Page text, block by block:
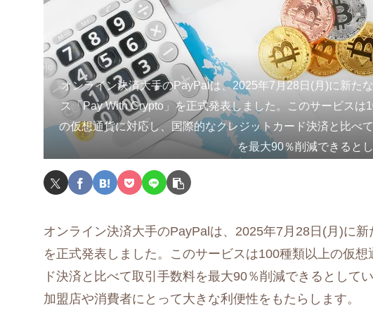
オンライン決済大手のPayPalは、2025年7月28日(月)に新た
ス「Pay With Crypto」を正式発表しました。このサービスは
の仮想通貨に対応し、国際的なクレジットカード決済と比べ
を最大90％削減できるとし
オンライン決済大手のPayPalは、2025年7月28日(月)に新
を正式発表しました。このサービスは100種類以上の仮
ド決済と比べて取引手数料を最大90％削減できるとして
加盟店や消費者にとって大きな利便性をもたらします。